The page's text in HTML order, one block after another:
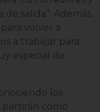
salida”. Además,
volver a
a trabajar para
especial de
los
como